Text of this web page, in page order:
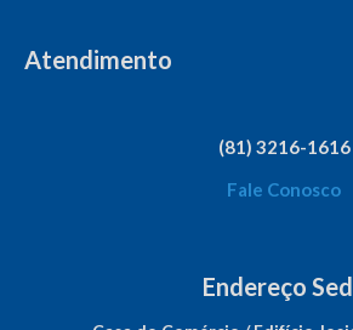
Atendimento
(81) 3216-1616
Fale Conosco
Endereço